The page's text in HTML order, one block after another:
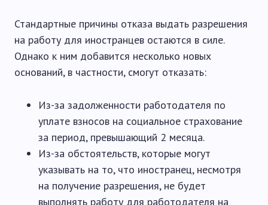
Стандартные причины отказа выдать разрешения
на работу для иностранцев остаются в силе.
Однако к ним добавится несколько новых
оснований, в частности, смогут отказать:
Из-за задолженности работодателя по
уплате взносов на социальное страхование
за период, превышающий 2 месяца.
Из-за обстоятельств, которые могут
указывать на то, что иностранец, несмотря
на получение разрешения, не будет
выполнять работу для работодателя на